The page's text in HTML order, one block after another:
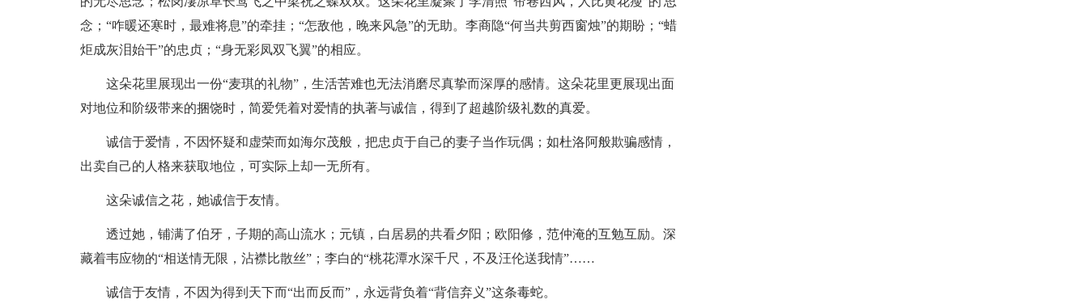
念；“咋暖还寒时，最难将息”的牵挂；“怎敌他，晚来风急”的无助。李商隐“何当共剪西窗烛”的期盼；“蜡
炬成灰泪始干”的忠贞；“身无彩凤双飞翼”的相应。
这朵花里展现出一份“麦琪的礼物”，生活苦难也无法消磨尽真挚而深厚的感情。这朵花里更展现出面
对地位和阶级带来的捆饶时，简爱凭着对爱情的执著与诚信，得到了超越阶级礼数的真爱。
诚信于爱情，不因怀疑和虚荣而如海尔茂般，把忠贞于自己的妻子当作玩偶；如杜洛阿般欺骗感情，
出卖自己的人格来获取地位，可实际上却一无所有。
这朵诚信之花，她诚信于友情。
透过她，铺满了伯牙，子期的高山流水；元镇，白居易的共看夕阳；欧阳修，范仲淹的互勉互励。深
藏着韦应物的“相送情无限，沾襟比散丝”；李白的“桃花潭水深千尺，不及汪伦送我情”……
诚信于友情，不因为得到天下而“出而反而”，永远背负着“背信弃义”这条毒蛇。